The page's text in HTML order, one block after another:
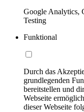
Google Analytics,
Testing
Funktional
Durch das
grundlegenden
bereitstellen und
Webseite
dieser Webseite